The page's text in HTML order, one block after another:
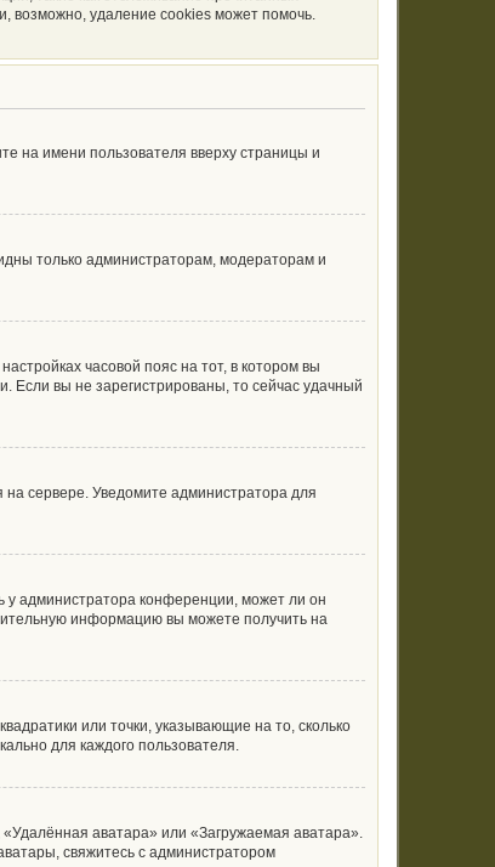
возможно, удаление cookies может помочь.
на имени пользователя вверху страницы и
только администраторам, модераторам и
часовой пояс на тот, в котором вы
Если вы не зарегистрированы, то сейчас удачный
сервере. Уведомите администратора для
у администратора конференции, может ли он
информацию вы можете получить на
или точки, указывающие на то, сколько
для каждого пользователя.
аватара» или «Загружаемая аватара».
свяжитесь с администратором